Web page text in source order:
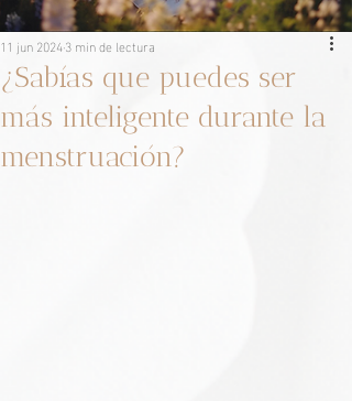
¿Sabías que puedes ser
más inteligente durante la
menstruación?
11 jun 20243 min de lectura